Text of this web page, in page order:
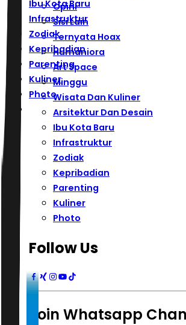
Ibu Kota Baru
Infrastruktur
Zodiak
Kepribadian
Parenting
Kuliner
Photo
Opini
Sisi Lain
Ternyata Hoax
Humaniora
Art Space
Minggu
Wisata Dan Kuliner
Arsitektur Dan Desain
Ibu Kota Baru
Infrastruktur
Zodiak
Kepribadian
Parenting
Kuliner
Photo
Follow Us
Join Whatsapp